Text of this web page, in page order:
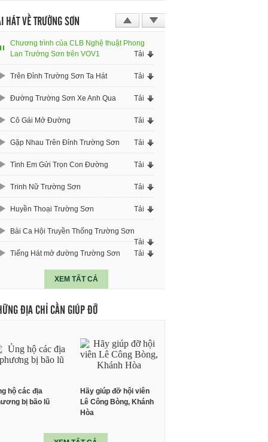
HÁT VỀ TRƯỜNG SƠN
Chương trình của CLB Nghệ thuật Phong
Lan Trường Sơn trên VOV1
Tải
Trên Đỉnh Trường Sơn Ta Hát Tải
Đường Trường Sơn Xe Anh Qua Tải
Cô Gái Mở Đường Tải
Gặp Nhau Trên Đỉnh Trường Sơn Tải
Tình Em Gửi Trọn Con Đường Tải
Trinh Nữ Trường Sơn Tải
Huyền Thoại Trường Sơn Tải
Bài Ca Hội Truyền Thống Trường Sơn
Tải
Tiếng Hát mở đường Trường Sơn
Tải
XEM TẤT CẢ
ĐỊA CHỈ CẦN GIÚP ĐỠ
hộ các địa
bị bão lũ
Hãy giúp đỡ hội viên
Lê Công Bòng, Khánh
Hòa